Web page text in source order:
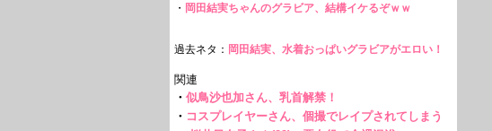
・ 岡田結実ちゃんのグラビア、結構イケるぞｗｗ
過去ネタ： 岡田結実、水着おっぱいグラビアがエロい！